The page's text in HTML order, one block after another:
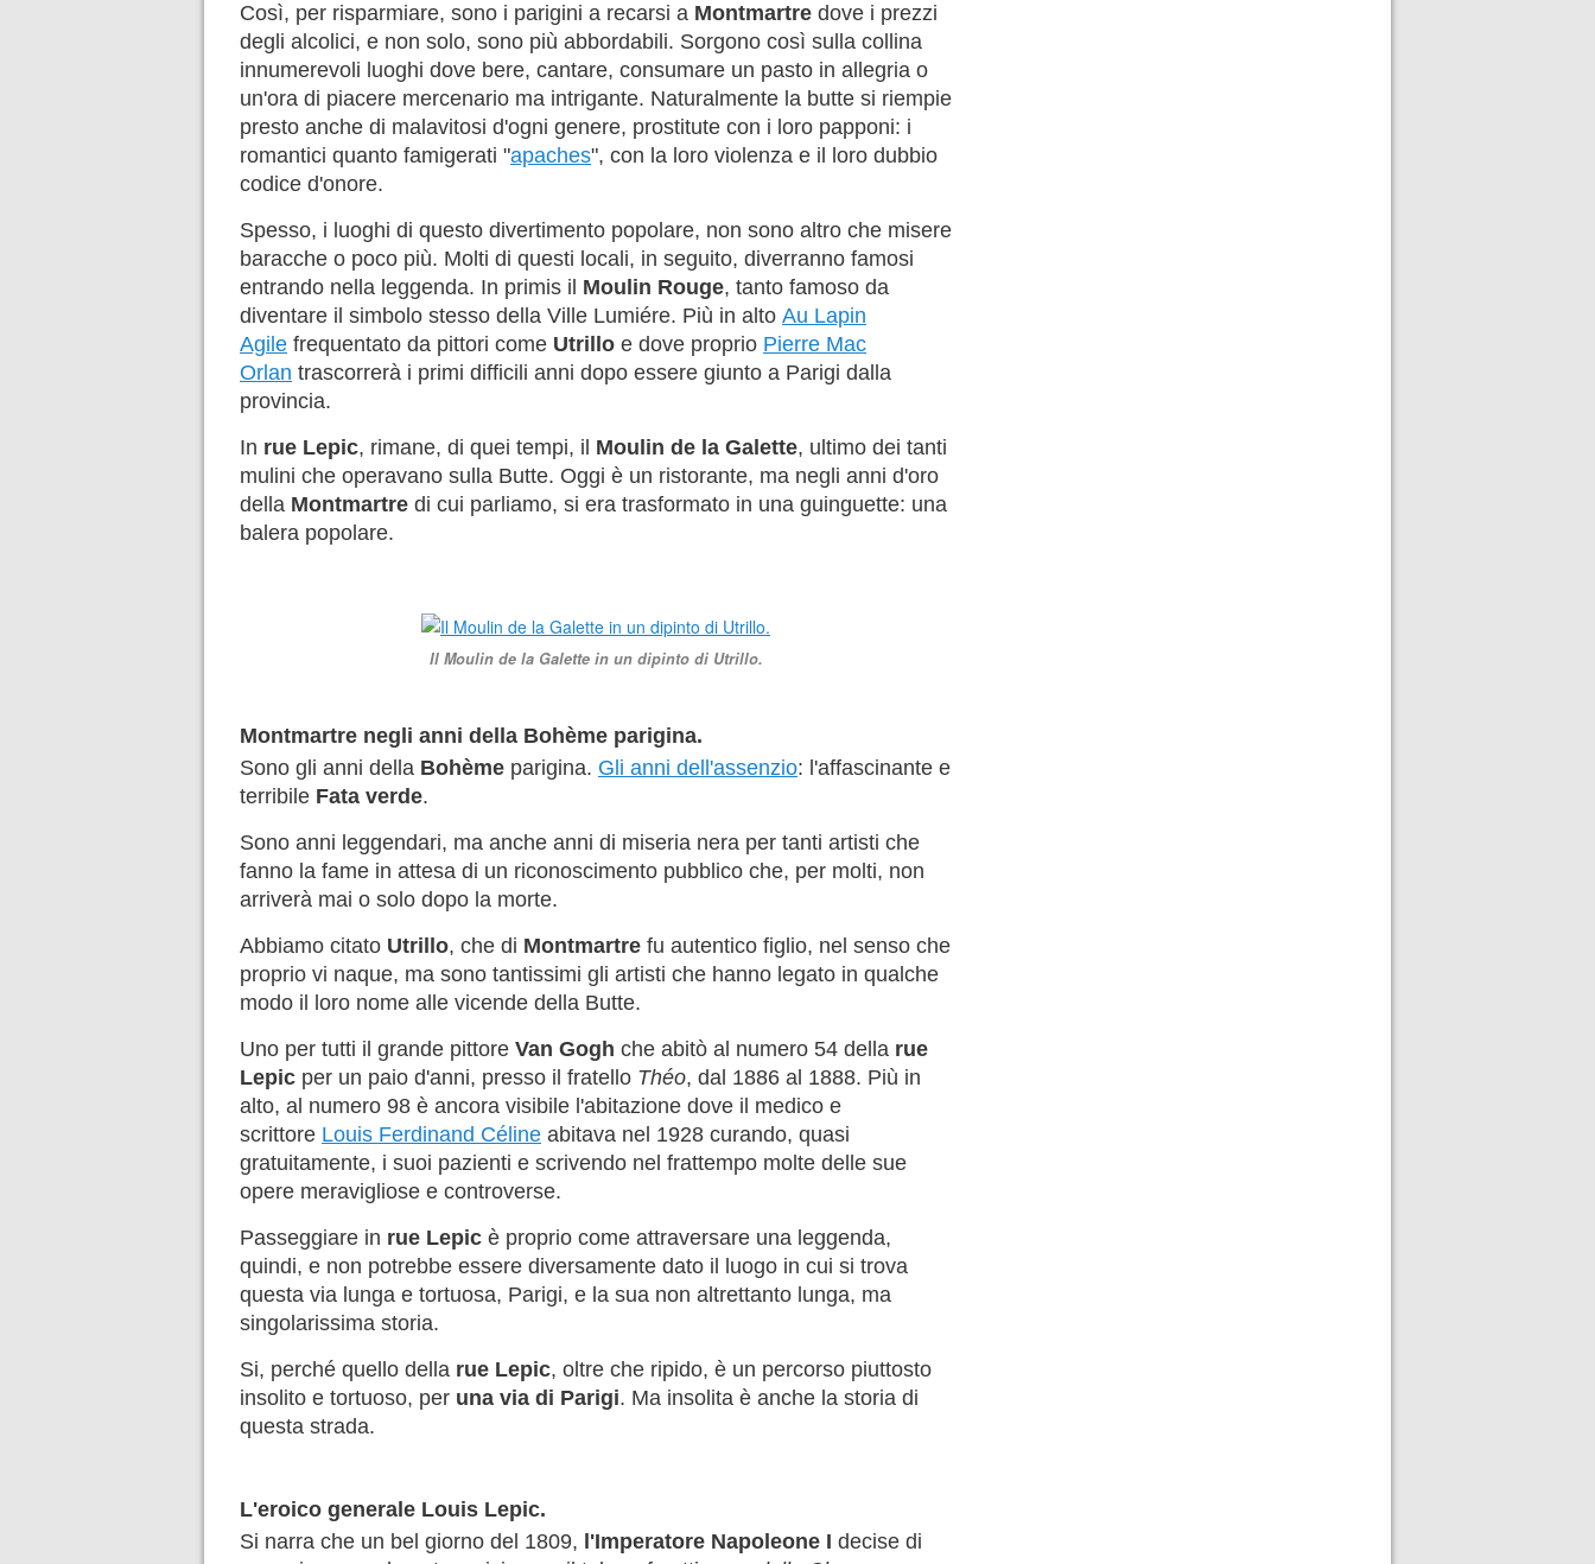
Così, per risparmiare, sono i parigini a recarsi a Montmartre dove i prezzi
degli alcolici, e non solo, sono più abbordabili. Sorgono così sulla collina
innumerevoli luoghi dove bere, cantare, consumare un pasto in allegria o
un'ora di piacere mercenario ma intrigante. Naturalmente la butte si riempie
presto anche di malavitosi d'ogni genere, prostitute con i loro papponi: i
romantici quanto famigerati "apaches", con la loro violenza e il loro dubbio
codice d'onore.
Spesso, i luoghi di questo divertimento popolare, non sono altro che misere
baracche o poco più. Molti di questi locali, in seguito, diverranno famosi
entrando nella leggenda. In primis il Moulin Rouge, tanto famoso da
diventare il simbolo stesso della Ville Lumiére. Più in alto Au Lapin
Agile frequentato da pittori come Utrillo e dove proprio Pierre Mac
Orlan trascorrerà i primi difficili anni dopo essere giunto a Parigi dalla
provincia.
In rue Lepic, rimane, di quei tempi, il Moulin de la Galette, ultimo dei tanti
mulini che operavano sulla Butte. Oggi è un ristorante, ma negli anni d'oro
della Montmartre di cui parliamo, si era trasformato in una guinguette: una
balera popolare.
Il Moulin de la Galette in un dipinto di Utrillo.
Montmartre negli anni della Bohème parigina.
Sono gli anni della Bohème parigina. Gli anni dell'assenzio: l'affascinante e
terribile Fata verde.
Sono anni leggendari, ma anche anni di miseria nera per tanti artisti che
fanno la fame in attesa di un riconoscimento pubblico che, per molti, non
arriverà mai o solo dopo la morte.
Abbiamo citato Utrillo, che di Montmartre fu autentico figlio, nel senso che
proprio vi naque, ma sono tantissimi gli artisti che hanno legato in qualche
modo il loro nome alle vicende della Butte.
Uno per tutti il grande pittore Van Gogh che abitò al numero 54 della rue
Lepic per un paio d'anni, presso il fratello Théo, dal 1886 al 1888. Più in
alto, al numero 98 è ancora visibile l'abitazione dove il medico e
scrittore Louis Ferdinand Céline abitava nel 1928 curando, quasi
gratuitamente, i suoi pazienti e scrivendo nel frattempo molte delle sue
opere meravigliose e controverse.
Passeggiare in rue Lepic è proprio come attraversare una leggenda,
quindi, e non potrebbe essere diversamente dato il luogo in cui si trova
questa via lunga e tortuosa, Parigi, e la sua non altrettanto lunga, ma
singolarissima storia.
Si, perché quello della rue Lepic, oltre che ripido, è un percorso piuttosto
insolito e tortuoso, per una via di Parigi. Ma insolita è anche la storia di
questa strada.
L'eroico generale Louis Lepic.
Si narra che un bel giorno del 1809, l'Imperatore Napoleone I decise di